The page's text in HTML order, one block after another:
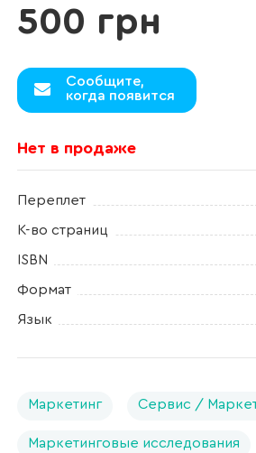
500 грн
Сообщите,
когда появится
Нет в продаже
Переплет
К-во страниц
ISBN
Формат
Язык
Маркетинг Сервис /
Маркетинговые исследования